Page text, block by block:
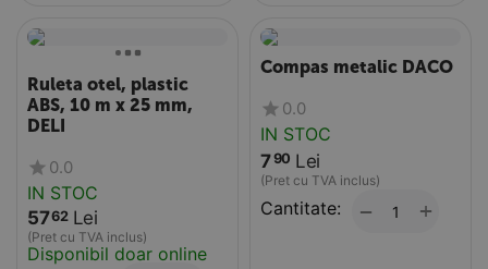
Ruleta otel, plastic
ABS, 10 m x 25 mm,
DELI
0.0
IN STOC
5762 Lei
(Pret cu TVA inclus)
Disponibil doar online
Compas metalic DACO
0.0
IN STOC
790 Lei
(Pret cu TVA inclus)
Cantitate: +
−